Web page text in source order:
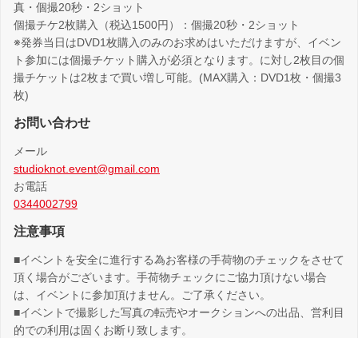
真・個撮20秒・2ショット
個撮チケ2枚購入（税込1500円）：個撮20秒・2ショット
※発券当日はDVD1枚購入のみのお求めはいただけますが、イベン
ト参加には個撮チケット購入が必須となります。に対し2枚目の個
撮チケットは2枚まで買い増し可能。(MAX購入：DVD1枚・個撮3
枚)
お問い合わせ
メール
studioknot.event@gmail.com
お電話
0344002799
注意事項
■イベントを安全に進行する為お客様の手荷物のチェックをさせて
頂く場合がございます。手荷物チェックにご協力頂けない場合
は、イベントに参加頂けません。ご了承ください。
■イベントで撮影した写真の転売やオークションへの出品、営利目
的での利用は固くお断り致します。